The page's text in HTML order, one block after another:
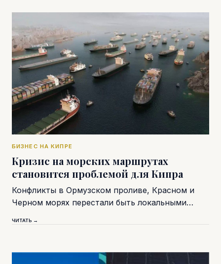
БИЗНЕС НА КИПРЕ
Кризис на морских маршрутах
становится проблемой для Кипра
Конфликты в Ормузском проливе, Красном и
Черном морях перестали быть локальными…
ЧИТАТЬ →